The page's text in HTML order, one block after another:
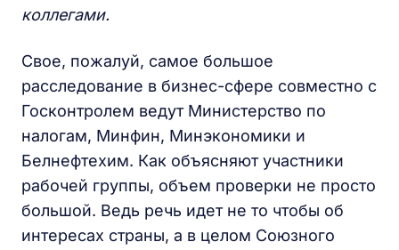
коллегами.
Свое, пожалуй, самое большое
расследование в бизнес-сфере совместно с
Госконтролем ведут Министерство по
налогам, Минфин, Минэкономики и
Белнефтехим. Как объясняют участники
рабочей группы, объем проверки не просто
большой. Ведь речь идет не то чтобы об
интересах страны, а в целом Союзного